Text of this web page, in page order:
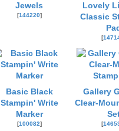
Jewels
[144220]
Lovely
Classic
[
Basic Black
Stampin' Write
Marker
[100082]
Gallery
Clear-
[